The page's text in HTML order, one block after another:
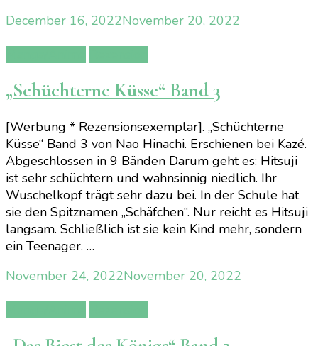
December 16, 2022November 20, 2022
„Schüchterne Küsse“ Band 3
[Werbung * Rezensionsexemplar]. „Schüchterne
Küsse“ Band 3 von Nao Hinachi. Erschienen bei Kazé.
Abgeschlossen in 9 Bänden Darum geht es: Hitsuji
ist sehr schüchtern und wahnsinnig niedlich. Ihr
Wuschelkopf trägt sehr dazu bei. In der Schule hat
sie den Spitznamen „Schäfchen“. Nur reicht es Hitsuji
langsam. Schließlich ist sie kein Kind mehr, sondern
ein Teenager. …
November 24, 2022November 20, 2022